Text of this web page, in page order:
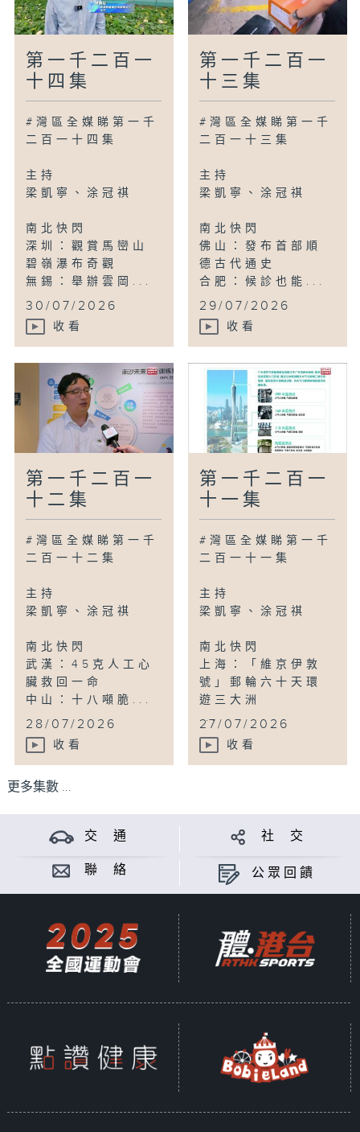
第一千二百一
十四集
#灣區全媒睇第一千
二百一十四集
主持
梁凱寧、涂冠祺
南北快閃
深圳：觀賞馬巒山
碧嶺瀑布奇觀
無錫：舉辦雲岡...
30/07/2026
收看
第一千二百一
十三集
#灣區全媒睇第一千
二百一十三集
主持
梁凱寧、涂冠祺
南北快閃
佛山：發布首部順
德古代通史
合肥：候診也能...
29/07/2026
收看
第一千二百一
十二集
#灣區全媒睇第一千
二百一十二集
主持
梁凱寧、涂冠祺
南北快閃
武漢：45克人工心
臟救回一命
中山：十八噸脆...
28/07/2026
收看
第一千二百一
十一集
#灣區全媒睇第一千
二百一十一集
主持
梁凱寧、涂冠祺
南北快閃
上海：「維京伊敦
號」郵輪六十天環
遊三大洲
...
27/07/2026
收看
更多集數 ...
交 通 社 交
聯 絡 公眾回饋